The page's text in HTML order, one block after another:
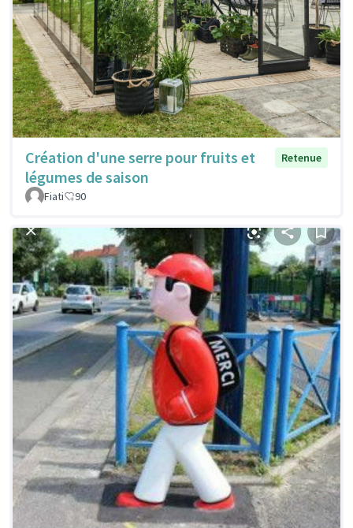
Création d'une serre pour fruits et
légumes de saison
Retenue
Fiati 90